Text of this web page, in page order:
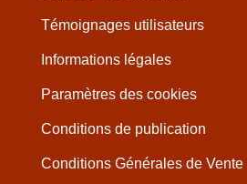
Témoignages utilisateurs
Informations légales
Paramètres des cookies
Conditions de publication
Conditions Générales de Vente